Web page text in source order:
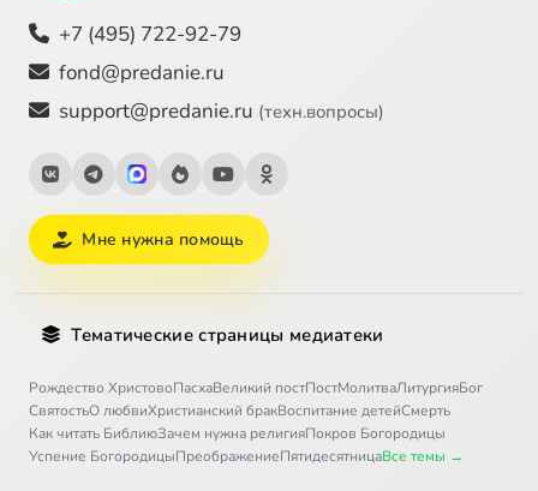
+7 (495) 722-92-79
fond@predanie.ru
support@predanie.ru (техн.вопросы)
Мне нужна помощь
Тематические страницы медиатеки
Рождество ХристовоПасхаВеликий постПостМолитваЛитургияБог
СвятостьО любвиХристианский бракВоспитание детейСмерть
Как читать БиблиюЗачем нужна религияПокров Богородицы
Успение БогородицыПреображениеПятидесятницаВсе темы →